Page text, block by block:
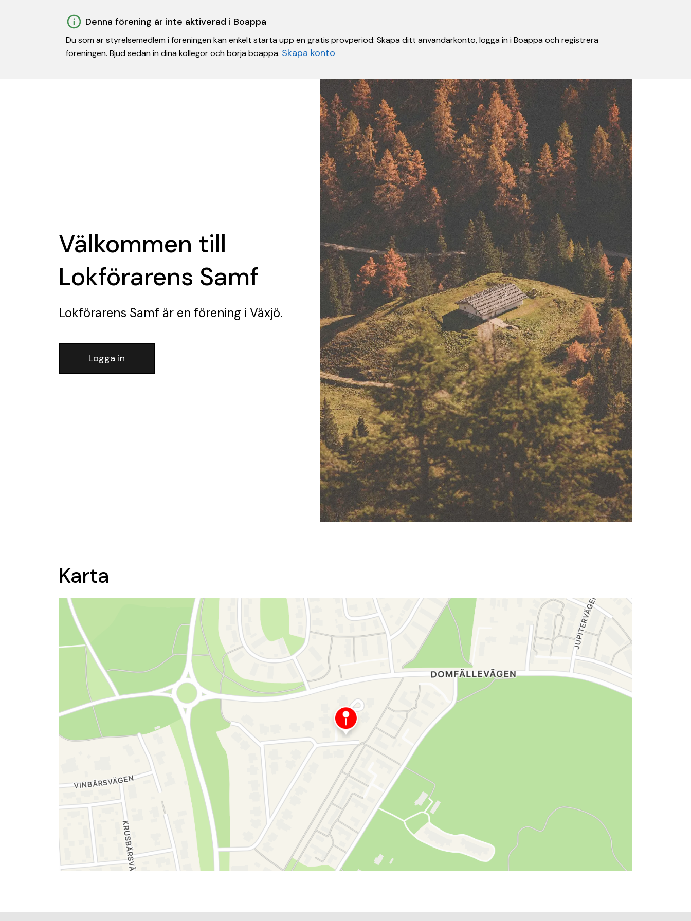
Denna förening är inte aktiverad i Boappa
Du som är styrelsemedlem i föreningen kan enkelt starta upp en gratis provperiod: Skapa ditt användarkonto, logga in i Boappa och registrera
föreningen. Bjud sedan in dina kollegor och börja boappa. Skapa konto
Välkommen till
Lokförarens Samf
Lokförarens Samf är en förening i Växjö.
Logga in
Karta